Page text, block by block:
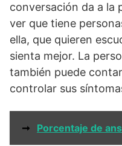
conversación da a la
ver que tiene
ella, que quieren
sienta mejor. La
también puede
controlar sus
➞ Porcentaje de